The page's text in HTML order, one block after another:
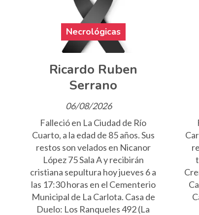
Ricardo Ruben
Serrano
Necrológicas
06/08/2026
Falleció en La Ciudad de Río
Cuarto, a la edad de 85 años. Sus
restos son velados en Nicanor
López 75 Sala A y recibirán
cristiana sepultura hoy jueves 6 a
las 17:30 horas en el Cementerio
Municipal de La Carlota. Casa de
Duelo: Los Ranqueles 492 (La